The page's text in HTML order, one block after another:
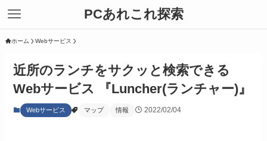
PCあれこれ探索
ホーム Webサービス
近所のランチをサクッと検索できる
Webサービス 『Luncher(ランチャー)』
Webサービス マップ 情報 2022/02/04